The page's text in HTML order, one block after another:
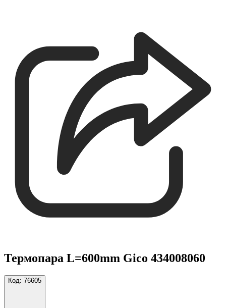
Термопара L=600mm Gico 434008060
Код: 76605